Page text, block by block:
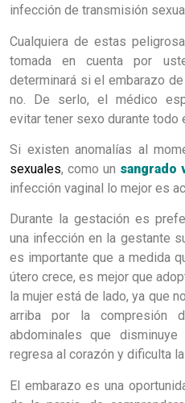
infección de transmisión
Cualquiera de estas
tomada en cuenta por
determinará si el embarazo
no. De serlo, el médico
evitar tener sexo durante todo
Si existen anomalías al
sexuales, como un sangrado
infección vaginal lo mejor es
Durante la gestación es
una infección en la gestante
es importante que a medida
útero crece, es mejor que
la mujer está de lado, ya que
arriba por la compresión
abdominales que
regresa al corazón y dificulta
El embarazo es una